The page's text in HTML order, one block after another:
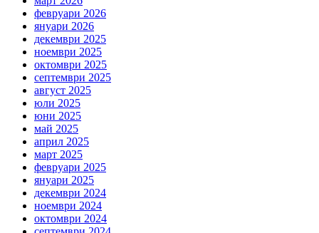
февруари 2026
януари 2026
декември 2025
ноември 2025
октомври 2025
септември 2025
август 2025
юли 2025
юни 2025
май 2025
април 2025
март 2025
февруари 2025
януари 2025
декември 2024
ноември 2024
октомври 2024